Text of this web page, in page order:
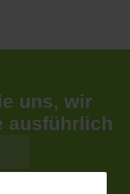
uns, wir
ausführlich